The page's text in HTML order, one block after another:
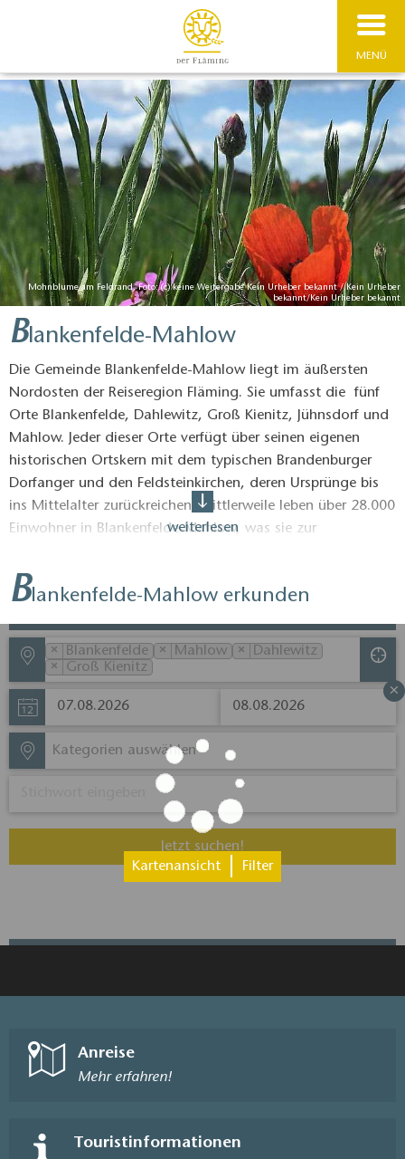
MENÜ
Mohnblume am Feldrand, Foto: (c) keine Weitergabe Kein Urheber bekannt / Kein Urheber
bekannt/Kein Urheber bekannt
Blankenfelde-Mahlow
Die Gemeinde Blankenfelde-Mahlow liegt im äußersten
Nordosten der Reiseregion Fläming. Sie umfasst die fünf
Orte Blankenfelde, Dahlewitz, Groß Kienitz, Jühnsdorf und
Mahlow. Jeder dieser Orte verfügt über seinen eigenen
historischen Ortskern mit dem typischen Brandenburger
Dorfanger und den Feldsteinkirchen, deren Ursprünge bis
ins Mittelalter zurückreichen. Mittlerweile leben über 28.000
Einwohner in Blankenfelde-Mahlow, was sie zur
Fläming macht. Von hier ist man man dank S-Bahn-
Anschluss in nur 30 min mitten im Großstadtrubel oder
Regionalbahn hinausfahren in die Weite des niederen
Flämings.
weiterlesen
Blankenfelde-Mahlow erkunden
× Blankenfelde × Mahlow ×
Dahlewitz
×
Groß Kienitz
×
Kategorien auswählen
Jetzt suchen!
Kartenansicht
Filter
Anreise
Mehr erfahren!
Touristinformationen